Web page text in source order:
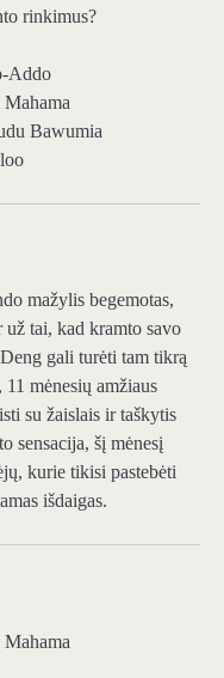
rinkimus?
Addo
Bawumia
mažylis begemotas,
tai, kad kramto savo
gali turėti tam tikrą
mėnesių amžiaus
su žaislais ir taškytis
sensacija, šį mėnesį
kurie tikisi pastebėti
išdaigas.